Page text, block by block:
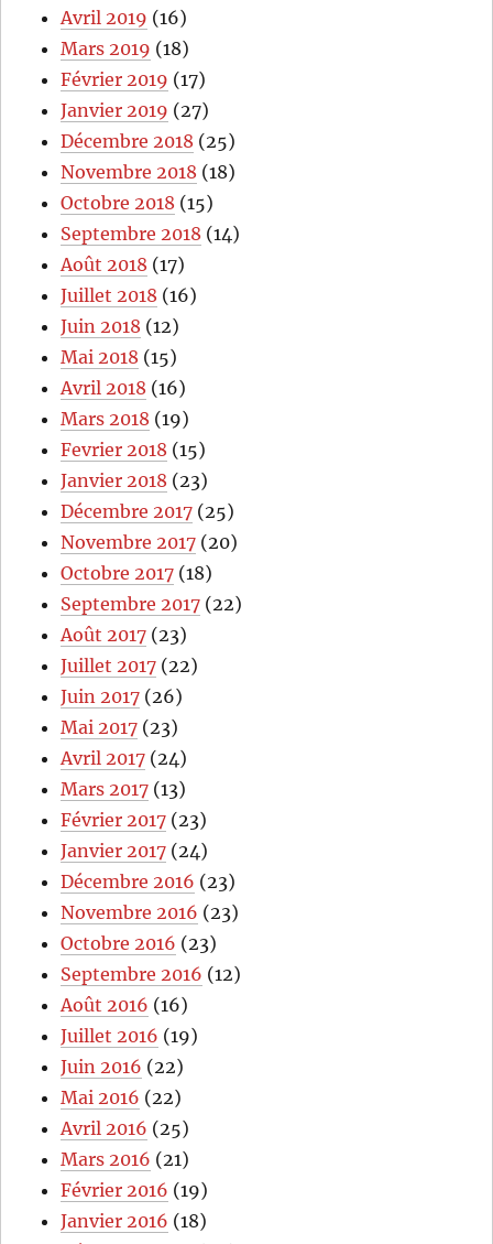
Avril 2019 (16)
Mars 2019 (18)
Février 2019 (17)
Janvier 2019 (27)
Décembre 2018 (25)
Novembre 2018 (18)
Octobre 2018 (15)
Septembre 2018 (14)
Août 2018 (17)
Juillet 2018 (16)
Juin 2018 (12)
Mai 2018 (15)
Avril 2018 (16)
Mars 2018 (19)
Fevrier 2018 (15)
Janvier 2018 (23)
Décembre 2017 (25)
Novembre 2017 (20)
Octobre 2017 (18)
Septembre 2017 (22)
Août 2017 (23)
Juillet 2017 (22)
Juin 2017 (26)
Mai 2017 (23)
Avril 2017 (24)
Mars 2017 (13)
Février 2017 (23)
Janvier 2017 (24)
Décembre 2016 (23)
Novembre 2016 (23)
Octobre 2016 (23)
Septembre 2016 (12)
Août 2016 (16)
Juillet 2016 (19)
Juin 2016 (22)
Mai 2016 (22)
Avril 2016 (25)
Mars 2016 (21)
Février 2016 (19)
Janvier 2016 (18)